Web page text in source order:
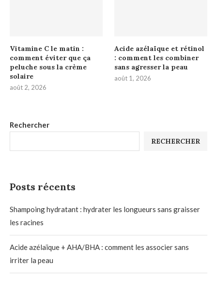
Rechercher
RECHERCHER
Posts récents
Shampoing hydratant : hydrater les longueurs sans graisser
les racines
Acide azélaïque + AHA/BHA : comment les associer sans
irriter la peau
Vitamine C le matin :
comment éviter que ça
peluche sous la crème
solaire
août 2, 2026
Acide azélaïque et rétinol
: comment les combiner
sans agresser la peau
août 1, 2026